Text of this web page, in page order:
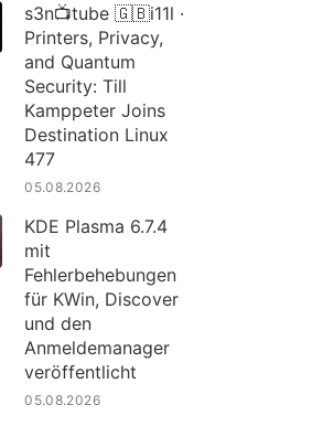
s3n📺tube 🇬🇧i11l ·
Printers, Privacy,
and Quantum
Security: Till
Kamppeter Joins
Destination Linux
477
05.08.2026
KDE Plasma 6.7.4
mit
Fehlerbehebungen
für KWin, Discover
und den
Anmeldemanager
veröffentlicht
05.08.2026